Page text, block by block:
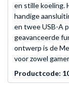
en stille koeling.
handige
en twee USB-A
geavanceerde
ontwerp is de
voor zowel
Productcode: